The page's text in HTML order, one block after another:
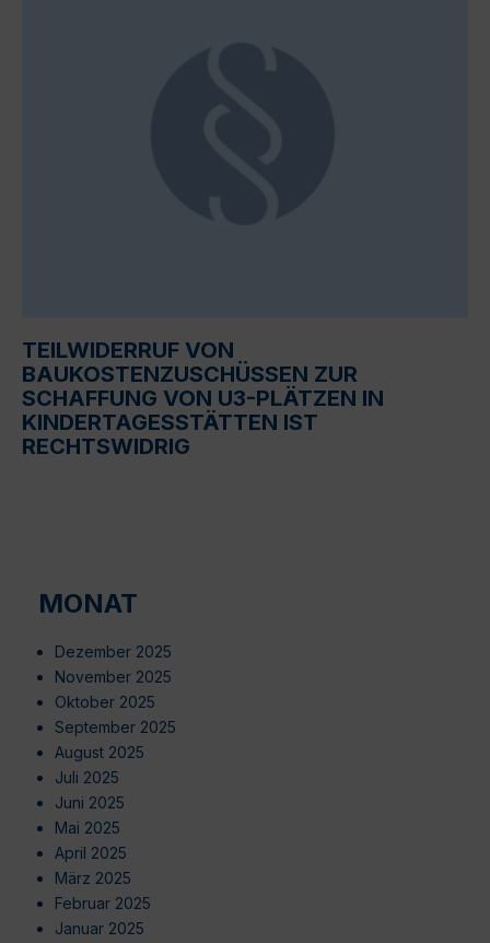
TEILWIDERRUF VON
BAUKOSTENZUSCHÜSSEN ZUR
SCHAFFUNG VON U3-PLÄTZEN IN
KINDERTAGESSTÄTTEN IST
RECHTSWIDRIG
MONAT
Dezember 2025
November 2025
Oktober 2025
September 2025
August 2025
Juli 2025
Juni 2025
Mai 2025
April 2025
März 2025
Februar 2025
Januar 2025